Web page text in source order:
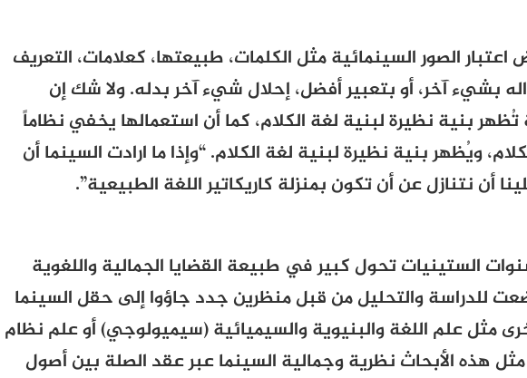
الصور السينمائية مثل الكلمات، طبيعتها، كعلامات، التعريف
بشيء آخر، أو بتعبير أفضل، إحلال شيء آخر بدله. ولا شك إن
تُظهر بنية نظيرة لبنية لغة الكلام، كما أن استعمالها يخفي نظاماً
ويُظهر بنية نظيرة لبنية لغة الكلام. “وإذا ما ارادت السينما أن
أن نتنازل عن أن تكون بمنزلة كاريكاتير اللغة الطبيعية”.
الستينيات تحول كبير في طبيعة القضايا الجمالية واللغوية
للدراسة والتحليل من قبل منظرين جدد جاؤوا إلى حقل السينما
مثل علم اللغة والبنيوية والسيميائية (سيميولوجي) أو علم نظام
هذه الأبحاث نظرية وجمالية السينما عبر عقد الصلة بين أصول